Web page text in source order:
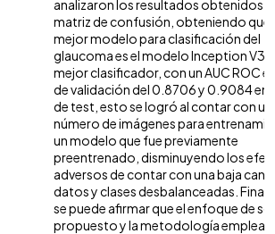
analizaron los resultados obtenidos
matriz de confusión, obteniendo que
mejor modelo para clasificación del
glaucoma es el modelo Inception V3
mejor clasificador, con un AUC ROC
de validación del 0.8706 y 0.9084 en
de test, esto se logró al contar con un
número de imágenes para
un modelo que fue previamente
preentrenado, disminuyendo los
adversos de contar con una baja
datos y clases desbalanceadas.
se puede afirmar que el enfoque de
propuesto y la metodología